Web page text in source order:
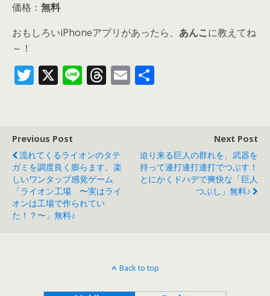
価格： 無料
おもしろいiPhoneアプリがあったら、 あんこに教えてね
～！
T
er
X Li T
d
s
E
Previous Post
流れてくるライオンのタテ
ガミを調度良く膨らます、楽
しいワンタップ感覚ゲーム
「ライオン工場 〜実はライ
オンは工場で作られてい
た！？〜」無料♪
Next Post
迫り来る巨人の群れを、武器を
持って連打連打連打でつぶす！
とにかくドハデで爽快な「巨人
つぶし」無料♪
Back to top